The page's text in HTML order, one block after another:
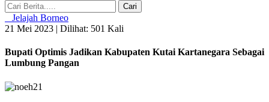
Cari
Jelajah Borneo
21 Mei 2023 | Dilihat: 501 Kali
Bupati Optimis Jadikan Kabupaten Kutai Kartanegara Sebagai
Lumbung Pangan